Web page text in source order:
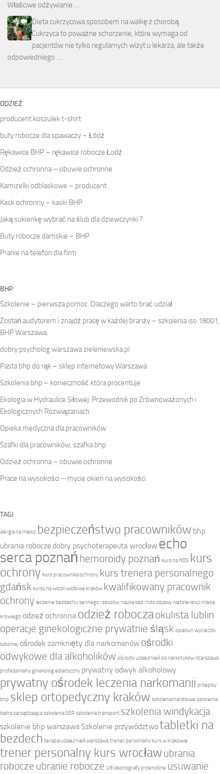
Właściwe odżywianie …
Dieta cukrzycowa sposobem na walkę z chorobą
Cukrzyca to poważne schorzenie, które wymaga od
pacjentów nie tylko regularnych wizyt u lekarza, ale także
odpowiedniego …
ODZIEŻ
producent koszulek t-shirt
buty robocze dla spawaczy – Łódź
Rękawice BHP – rękawice robocze Łodź
Odzież ochronna – obuwie ochronne
Kamizelki odblaskowe – producent
Kask ochronny – kaski BHP
Jaką sukienkę wybrać na ślub dla dziewczynki ?
Buty robocze damskie – BHP
Pranie na telefon dla firm
BHP
Szkolenie – pierwsza pomoc. Dlaczego warto brać udział.
Zostań audytorem i znajdź pracę w każdej branży – szkolenia iso 18001,
BHP Warszawa.
dobry psycholog warszawazieleniewska.pl
Pasta bhp do rąk – sklep internetowy Warszawa
Szkolenia bhp – konieczność która procentuje
Ekologia w Hydraulice Siłowej: Przewodnik po Zrównoważonych i
Ekologicznych Rozwiązaniach
Opieka medyczna dla pracowników
Szafki dla pracowników, szafka bhp
Odzież ochronna – obuwie ochronne
Prace na wysokości – mycie okien na wysokości
TAGI
alergia na mleko bezpieczeństwo pracowników bhp
ubrania robocze dobry psychoterapeuta wrocław echo
serca poznań hemoroidy poznań kurs na HDS kurs
ochrony kurs pracownika ochrony kurs trenera personalnego
gdańsk kursy na wózki widłowe kraków kwalifikowany pracownik
ochrony leczenie bezdechu sennego rzeszów nauka sep i hds objawy nietolerancji mleka
krowiego odzież ochronna odzież roboczaokulista lublin
operacje ginekologiczne prywatnie śląsk opiekun wycieczki
szkolnej ośrodek zamknięty dla narkomanów ośrodki
odwykowe dla alkoholików ośrodki uzależnień od narkotyków Warszawa
profesjonalny ginekolog estetyczny prywatny odwyk alkoholowy
prywatny ośrodek leczenia narkomanii przepisy
bhp sklep ortopedyczny kraków szkolenia handlowe szkolenia
kadra zarządzająca szkolenia SEP szkolenia transport szkolenia windykacja
szkolenie bhp warszawa Szkolenie przywództwotabletki na
bezdech terapia uzależnień warszawa trener personalny kurs w krakowie
trener personalny kurs wrocław ubrania
robocze ubranie robocze Ultrasonografy przenośne usuwanie